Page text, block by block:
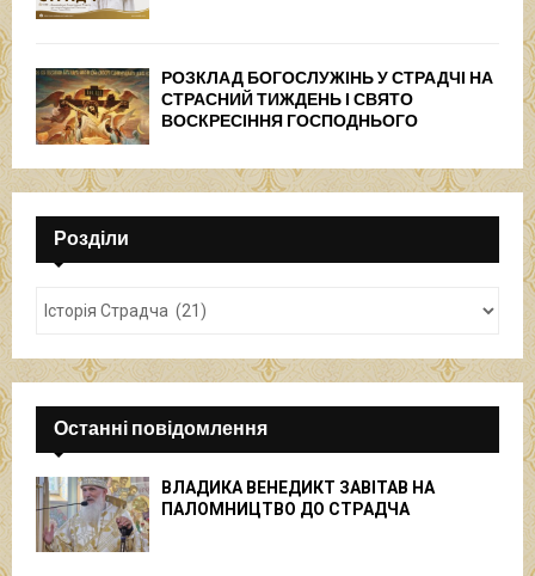
РОЗКЛАД БОГОСЛУЖІНЬ У СТРАДЧІ НА
СТРАСНИЙ ТИЖДЕНЬ І СВЯТО
ВОСКРЕСІННЯ ГОСПОДНЬОГО
Розділи
Останні повідомлення
ВЛАДИКА ВЕНЕДИКТ ЗАВІТАВ НА
ПАЛОМНИЦТВО ДО СТРАДЧА